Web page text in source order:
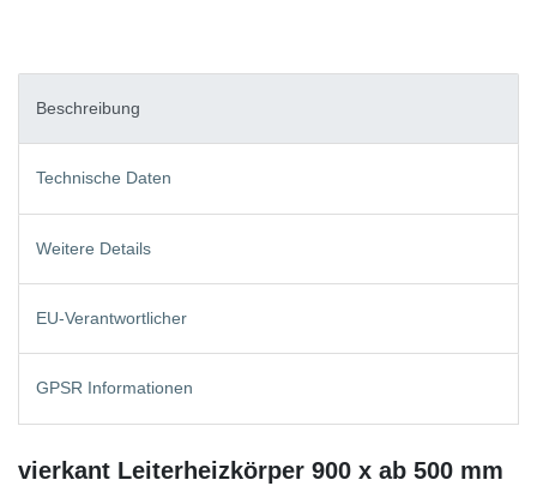
Beschreibung
Technische Daten
Weitere Details
EU-Verantwortlicher
GPSR Informationen
vierkant Leiterheizkörper 900 x ab 500 mm